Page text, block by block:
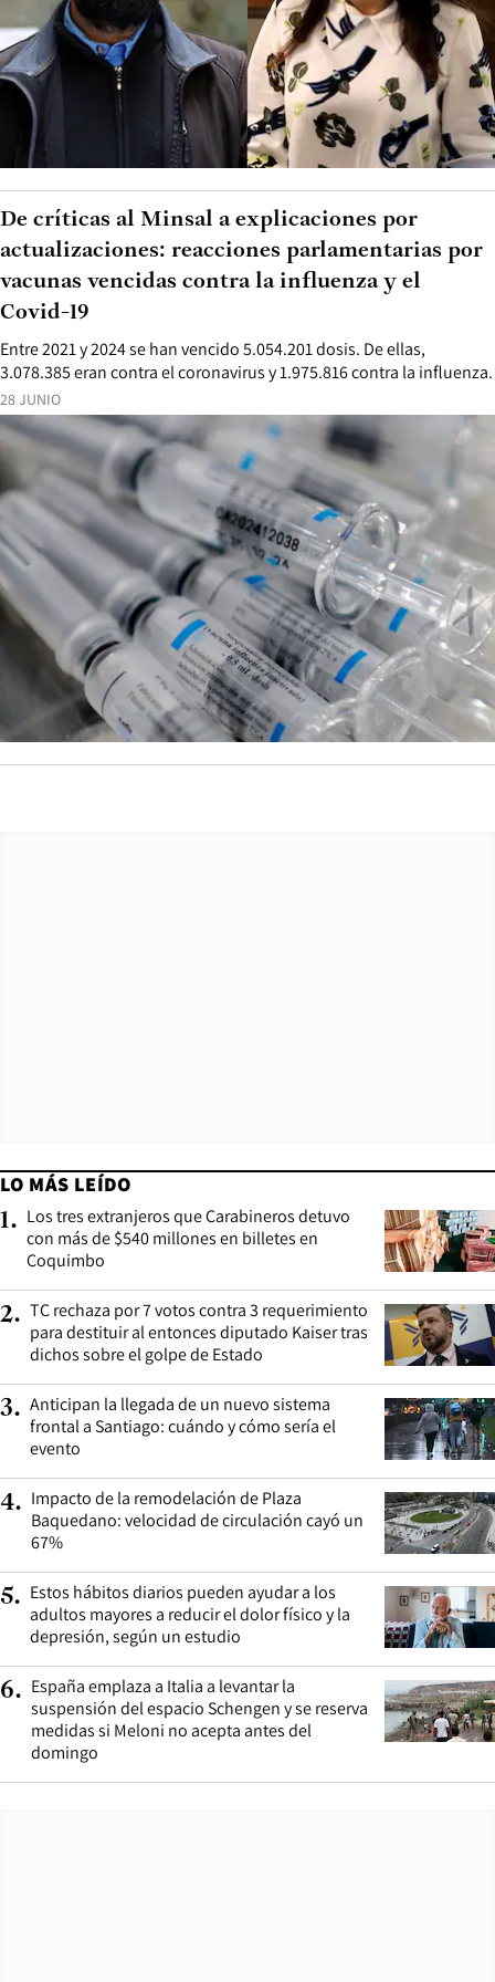
28 JUNIO
Entre 2021 y 2024 se han vencido 5.054.201 dosis. De ellas,
3.078.385 eran contra el coronavirus y 1.975.816 contra la influenza.
De críticas al Minsal a explicaciones por
actualizaciones: reacciones parlamentarias por
vacunas vencidas contra la influenza y el
Covid-19
LO MÁS LEÍDO
1. Los tres extranjeros que Carabineros detuvo
con más de $540 millones en billetes en
Coquimbo
2. TC rechaza por 7 votos contra 3 requerimiento
para destituir al entonces diputado Kaiser tras
dichos sobre el golpe de Estado
3. Anticipan la llegada de un nuevo sistema
frontal a Santiago: cuándo y cómo sería el
evento
4. Impacto de la remodelación de Plaza
Baquedano: velocidad de circulación cayó un
67%
5. Estos hábitos diarios pueden ayudar a los
adultos mayores a reducir el dolor físico y la
depresión, según un estudio
6. España emplaza a Italia a levantar la
suspensión del espacio Schengen y se reserva
medidas si Meloni no acepta antes del
domingo